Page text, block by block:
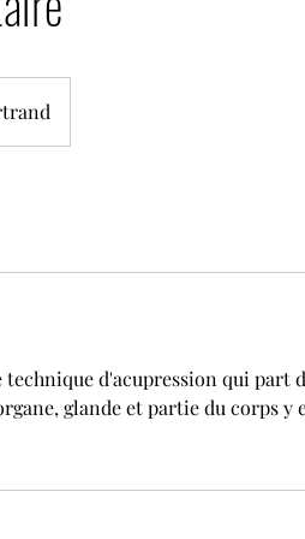
d'acupression qui part
glande et partie du corps y